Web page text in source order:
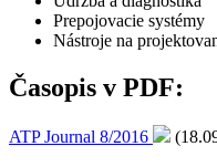
Prepojovacie systémy
Nástroje na
Časopis v PDF:
ATP Journal 8/2016